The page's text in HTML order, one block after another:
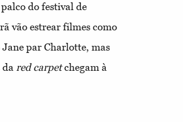
do festival de
vão estrear filmes como
Jane par Charlotte, mas
da red carpetchegam à